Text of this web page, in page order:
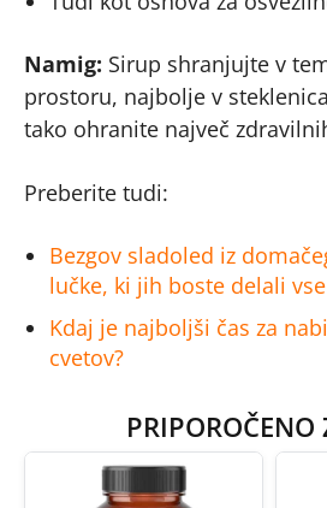
Namig: Sirup shranjujte v
prostoru, najbolje v
tako ohranite največ
Preberite tudi:
Bezgov sladoled iz
lučke, ki jih boste delali
Kdaj je najboljši čas za
cvetov?
PRIPOROČENO